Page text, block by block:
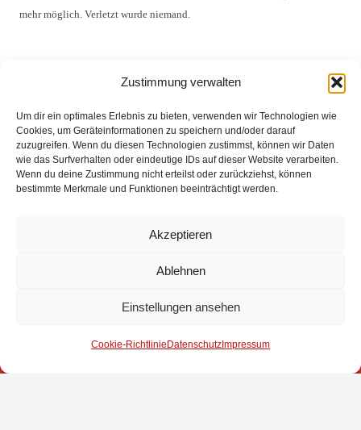
Zustimmung verwalten
Um dir ein optimales Erlebnis zu bieten, verwenden wir Technologien wie
Cookies, um Geräteinformationen zu speichern und/oder darauf
zuzugreifen. Wenn du diesen Technologien zustimmst, können wir Daten
wie das Surfverhalten oder eindeutige IDs auf dieser Website verarbeiten.
Wenn du deine Zustimmung nicht erteilst oder zurückziehst, können
bestimmte Merkmale und Funktionen beeinträchtigt werden.
Akzeptieren
Ablehnen
Einstellungen ansehen
Cookie-Richtlinie Datenschutz Impressum
mehr möglich. Verletzt wurde niemand.
Fahrenhorst +++ Feuerwehr Stuhr +++ Polizei +++
Rettungsdienst +++ SEG Nord